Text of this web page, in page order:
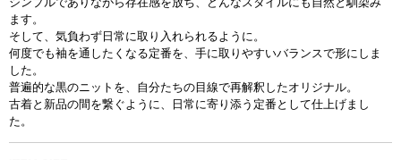
ます。
そして、気負わず日常に取り入れられるように。
何度でも袖を通したくなる定番を、手に取りやすいバランスで形にしま
した。
普遍的な黒のニットを、自分たちの目線で再解釈したオリジナル。
古着と新品の間を繋ぐように、日常に寄り添う定番として仕上げまし
た 。